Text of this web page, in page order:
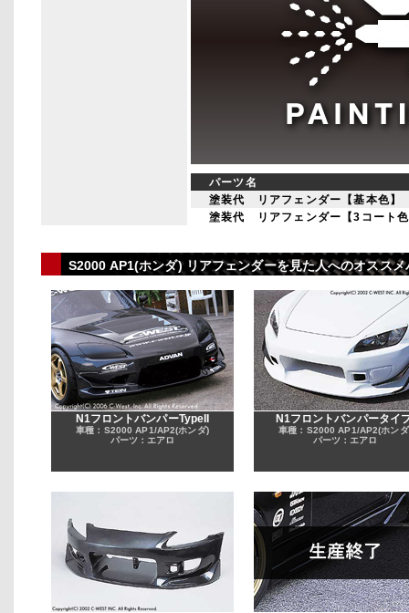
パーツ名
塗装代 リアフェンダー【基本色】
塗装代 リアフェンダー【3コート
S2000 AP1(ホンダ) リアフェンダーを見た人へのオスス
N1フロントバンパーTypeII
車種：S2000 AP1/AP2(ホンダ)
パーツ：エアロ
N1フロントバンパータイ
車種：S2000 AP1/AP2(ホン
パーツ：エアロ